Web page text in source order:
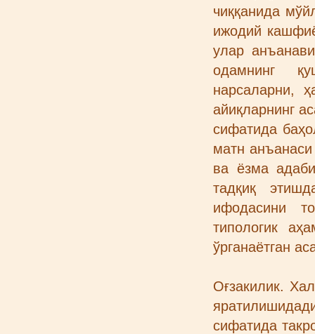
чиққанида
ижодий
улар
одамнинг
нарсаларни,
айиқларнинг
сифатида
матн
ва ёзма
тадқиқ
ифодасини
типологик
ўрганаётган
Оғзакилик.
сифатида